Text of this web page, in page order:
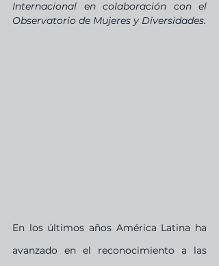
Internacional en colaboración con el
Observatorio de Mujeres y Diversidades.
En los últimos años América Latina ha
avanzado en el reconocimiento a las